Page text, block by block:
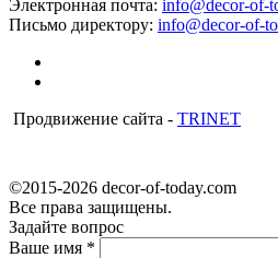
Электронная почта: info@decor-of-
Письмо директору: info@decor-of-
Продвижение сайта - TRINET
©2015-2026 decor-of-today.com
Все права защищены.
Задайте вопрос
Ваше имя *